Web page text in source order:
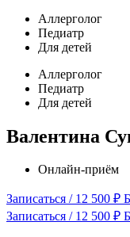
Аллерголог
Педиатр
Для детей
Аллерголог
Педиатр
Для детей
Валентина
Онлайн-приём
Записаться / 12 500 ₽
Записаться / 12 500 ₽